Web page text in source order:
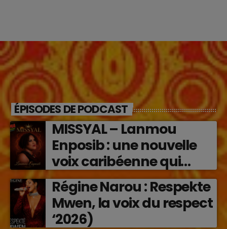
ÉPISODES DE PODCAST
MISSYAL – Lanmou
Enposib : une nouvelle
voix caribéenne qui
transforme les émotions
en musique (2026)
Régine Narou : Respekte
Mwen, la voix du respect
‘2026)